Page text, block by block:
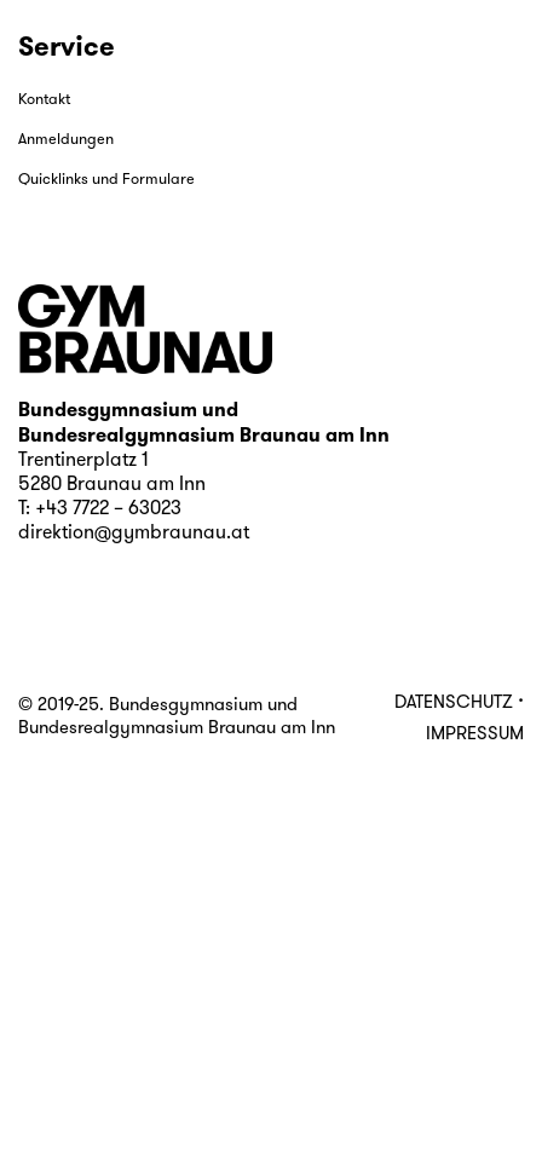
Service
Kontakt
Anmeldungen
Quicklinks und Formulare
Bundesgymnasium und
Bundesrealgymnasium Braunau am Inn
Trentinerplatz 1
5280 Braunau am Inn
T: +43 7722 – 63023
direktion@gymbraunau.at
DATENSCHUTZ·
IMPRESSUM
© 2019-25. Bundesgymnasium und
Bundesrealgymnasium Braunau am Inn